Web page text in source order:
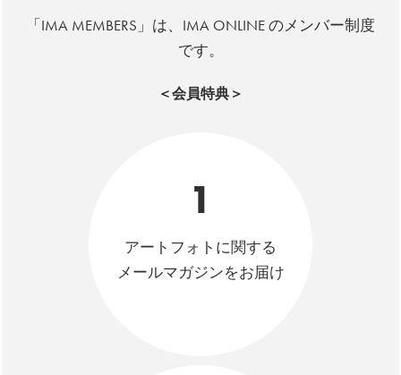
「IMA MEMBERS」は、IMA ONLINE のメンバー制度
です。
＜会員特典＞
1
アートフォトに関する
メールマガジンをお届け